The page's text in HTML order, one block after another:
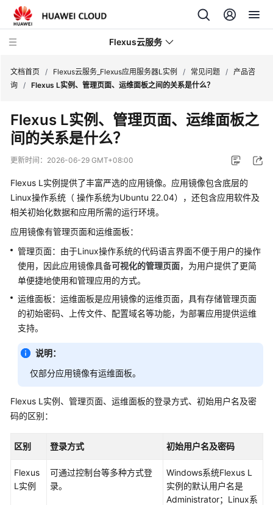
Flexus云服务
最
新
态
产
介
绍
快
入
门
用
户
指
南
最
实
API
文档首页 / Flexus云服务_Flexus应用服务器L实例 / 常见问题 / 产品咨
询 / Flexus L实例、管理页面、运维面板之间的关系是什么？
Flexus L实例、管理页面、运维面板之
间的关系是什么？
更新时间： 2026-06-29 GMT+08:00
Flexus L实例提供了丰富严选的应用镜像。应用镜像包含底层的
Linux操作系统（ 操作系统为Ubuntu 22.04），还包含应用软件及
相关初始化数据和应用所需的运行环境。
应用镜像有管理页面和运维面板：
管理页面：由于Linux操作系统的代码语言界面不便于用户的操作
使用，因此应用镜像具备可视化的管理页面，为用户提供了更简
单便捷地使用和管理应用的方式。
运维面板：运维面板是应用镜像的运维页面，具有存储管理页面
的初始密码、上传文件、配置域名等功能，为部署应用提供运维
支持。
说明：
仅部分应用镜像有运维面板。
Flexus L实例、管理页面、运维面板的登录方式、初始用户名及密
码的区别：
区别 登录方式 初始用户名及密码
Flexus
L实例
可通过控制台等多种方式登
录。
Windows系统Flexus L
实例的默认用户名是
Administrator；Linux系